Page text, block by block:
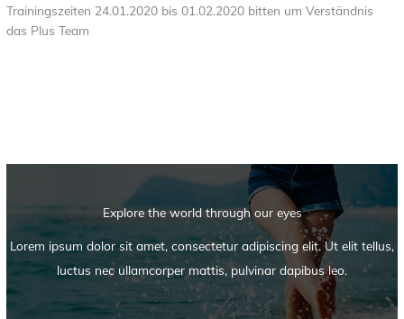
Trainingszeiten 24.01.2020 bis 01.02.2020 bitten um Verständnis
das Plus Team
Explore the world through our eyes
Lorem ipsum dolor sit amet, consectetur adipiscing elit. Ut elit tellus,
luctus nec ullamcorper mattis, pulvinar dapibus leo.